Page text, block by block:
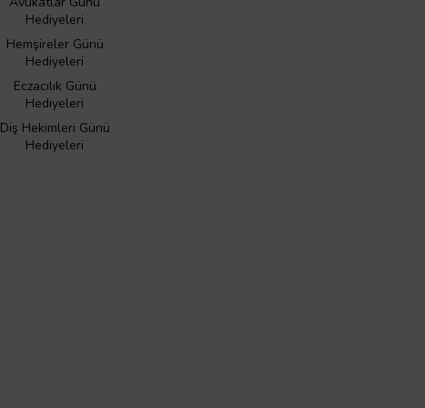
Hediyeleri
Hemşireler Günü
Hediyeleri
Eczacılık Günü
Hediyeleri
Diş Hekimleri Günü
Hediyeleri